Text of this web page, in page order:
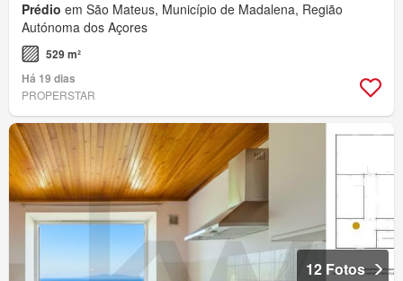
Prédio em São Mateus, Município de Madalena, Região
Autónoma dos Açores
529 m²
Há 19 dias
PROPERSTAR
12 Fotos